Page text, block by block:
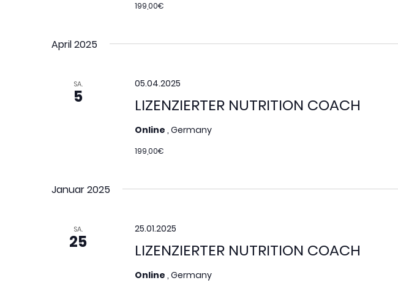
199,00€
April 2025
SA.
5 LIZENZIERTER NUTRITION COACH
05.04.2025
Online , Germany
199,00€
Januar 2025
SA.
25 LIZENZIERTER NUTRITION COACH
25.01.2025
Online , Germany